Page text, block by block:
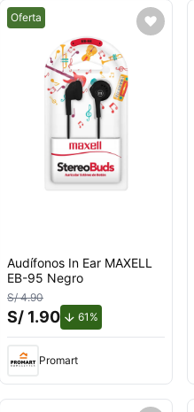
Mejor precio.
Oferta
Audífonos In Ear MAXELL
EB-95 Negro
S/ 4.90
S/ 1.90 61%
Promart